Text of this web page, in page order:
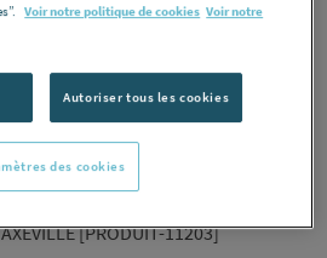
REF : 11203
PA66 NATUREL
INDUSTRIAL
11203]
[PRODUIT-11203]
Voir notre politique de cookies Voir notre
Autoriser tous les cookies
des cookies